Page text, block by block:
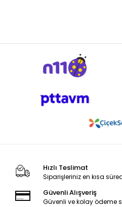
Hızlı Teslimat
Siparişleriniz en kısa
Güvenli Alışveriş
Güvenli ve kolay ödeme